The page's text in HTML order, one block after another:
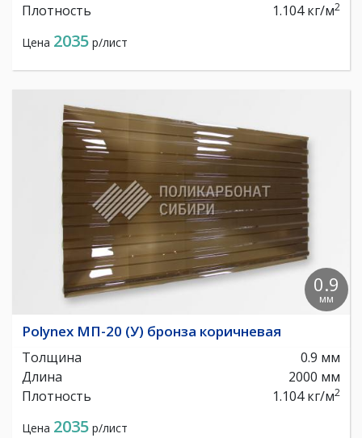
Плотность
1.104 кг/м2
Цена 2035 р/лист
0.9
мм
Polynex МП-20 (У) бронза коричневая
Толщина
0.9 мм
Длина
2000 мм
Плотность
1.104 кг/м2
Цена 2035 р/лист